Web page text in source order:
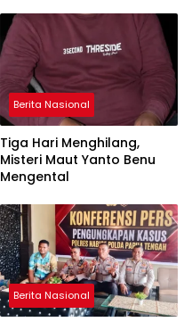
Berita Nasional
Tiga Hari Menghilang,
Misteri Maut Yanto Benu
Mengental
Berita Nasional